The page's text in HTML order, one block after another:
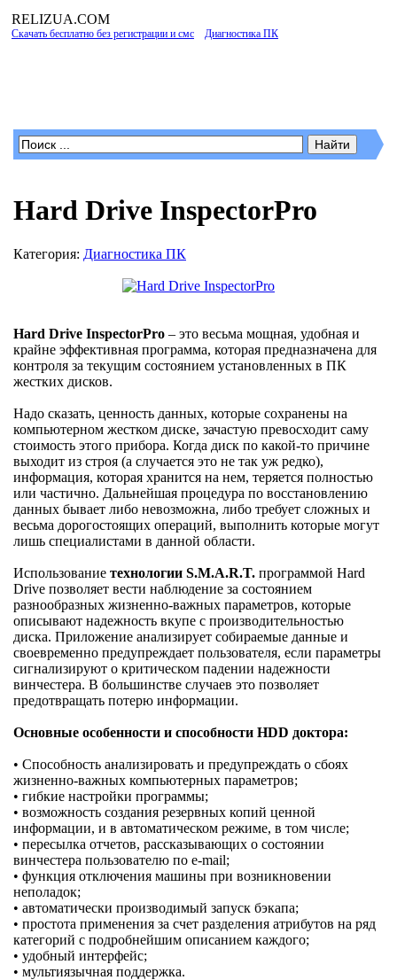
RELIZUA.COM
Скачать бесплатно без регистрации и смс Диагностика ПК
Hard Drive InspectorPro
Категория: Диагностика ПК
Hard Drive InspectorPro – это весьма мощная, удобная и
крайне эффективная программа, которая предназначена для
контроля за текущим состоянием установленных в ПК
жестких дисков.
Надо сказать, ценность данных, которые сохранены на
компьютерном жестком диске, зачастую превосходит саму
стоимость этого прибора. Когда диск по какой-то причине
выходит из строя (а случается это не так уж редко),
информация, которая хранится на нем, теряется полностью
или частично. Дальнейшая процедура по восстановлению
данных бывает либо невозможна, либо требует сложных и
весьма дорогостоящих операций, выполнить которые могут
лишь специалистами в данной области.
Использование технологии S.M.A.R.T. программой Hard
Drive позволяет вести наблюдение за состоянием
разнообразных жизненно-важных параметров, которые
описывают надежность вкупе с производительностью
диска. Приложение анализирует собираемые данные и
своевременно предупреждает пользователя, если параметры
сигнализируют о критическом падении надежности
винчестера. В большинстве случаев это позволяет
предотвращать потерю информации.
Основные особенности и способности HDD доктора:
• Способность анализировать и предупреждать о сбоях
жизненно-важных компьютерных параметров;
• гибкие настройки программы;
• возможность создания резервных копий ценной
информации, и в автоматическом режиме, в том числе;
• пересылка отчетов, рассказывающих о состоянии
винчестера пользователю по e-mail;
• функция отключения машины при возникновении
неполадок;
• автоматически производимый запуск бэкапа;
• простота применения за счет разделения атрибутов на ряд
категорий с подробнейшим описанием каждого;
• удобный интерфейс;
• мультиязычная поддержка.